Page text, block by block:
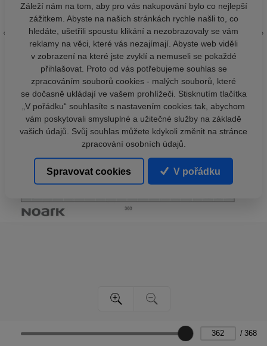
/ 368
Záleží nám na tom, aby pro vás nakupování bylo co nejlepší
zážitkem. Abyste na našich stránkách rychle našli to, co
hledáte, ušetřili spoustu klikání a nezobrazovaly se vám
reklamy na věci, které vás nezajímají. Abyste web viděli
v zobrazení na které jste zvyklí a nemuseli se pokaždé
přihlašovat. Proto od vás potřebujeme souhlas se
zpracováním souborů cookies - malých souborů, které
se dočasně ukládají ve vašem prohlížeči. Stisknutím tlačítka
„V pořádku“ souhlasíte s nastavením cookies tak, abychom
vám poskytovali smysluplné a užitečné služby na základě
vašich údajů. Svůj souhlas můžete kdykoli změnit na stránce
zpracování osobních údajů.
Spravovat cookies V pořádku